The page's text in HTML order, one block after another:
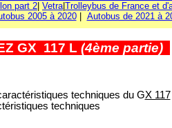
part 2 Vetra|Trolleybus de France et
2005 à 2020| Autobus de 2021 à
GX 117 L (4ème partie)
techniques du GX 117
techniques